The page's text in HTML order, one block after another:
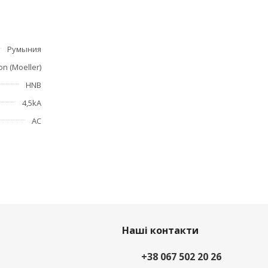
Румыния
(Moeller)
HNB
4,5kA
АС
Наші контакти
+38 067 502 20 26